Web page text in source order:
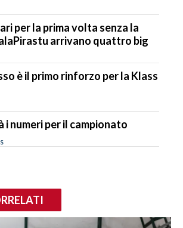
per la prima volta senza la
arrivano quattro big
è il primo rinforzo per la Klass
i numeri per il campionato